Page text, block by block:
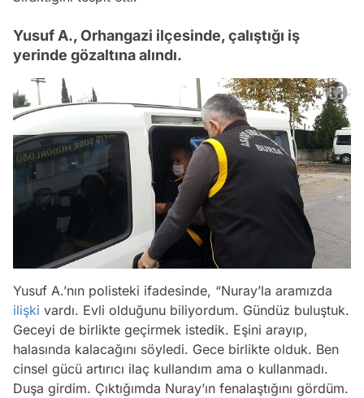
Yusuf A., Orhangazi ilçesinde, çalıştığı iş
yerinde gözaltına alındı.
Yusuf A.’nın polisteki ifadesinde, “Nuray’la aramızda
ilişki vardı. Evli olduğunu biliyordum. Gündüz buluştuk.
Geceyi de birlikte geçirmek istedik. Eşini arayıp,
halasında kalacağını söyledi. Gece birlikte olduk. Ben
cinsel gücü artırıcı ilaç kullandım ama o kullanmadı.
Duşa girdim. Çıktığımda Nuray’ın fenalaştığını gördüm.